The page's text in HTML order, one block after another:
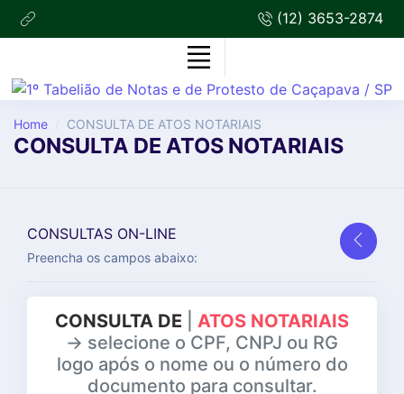
(12) 3653-2874
Home CONSULTA DE ATOS NOTARIAIS
CONSULTA DE ATOS NOTARIAIS
CONSULTAS ON-LINE
Preencha os campos abaixo:
CONSULTA DE
ATOS NOTARIAIS
-> selecione o CPF, CNPJ ou RG
logo após o nome ou o número do
documento para consultar.